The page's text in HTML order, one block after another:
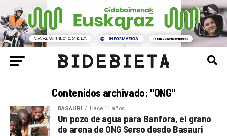
Contenidos archivado: "ONG"
BASAURI Hace 11 años
Un pozo de agua para Banfora, el grano
de arena de ONG Serso desde Basauri